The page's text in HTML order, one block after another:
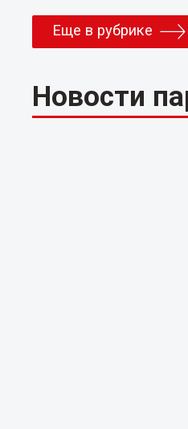
Еще в рубрике
Новости